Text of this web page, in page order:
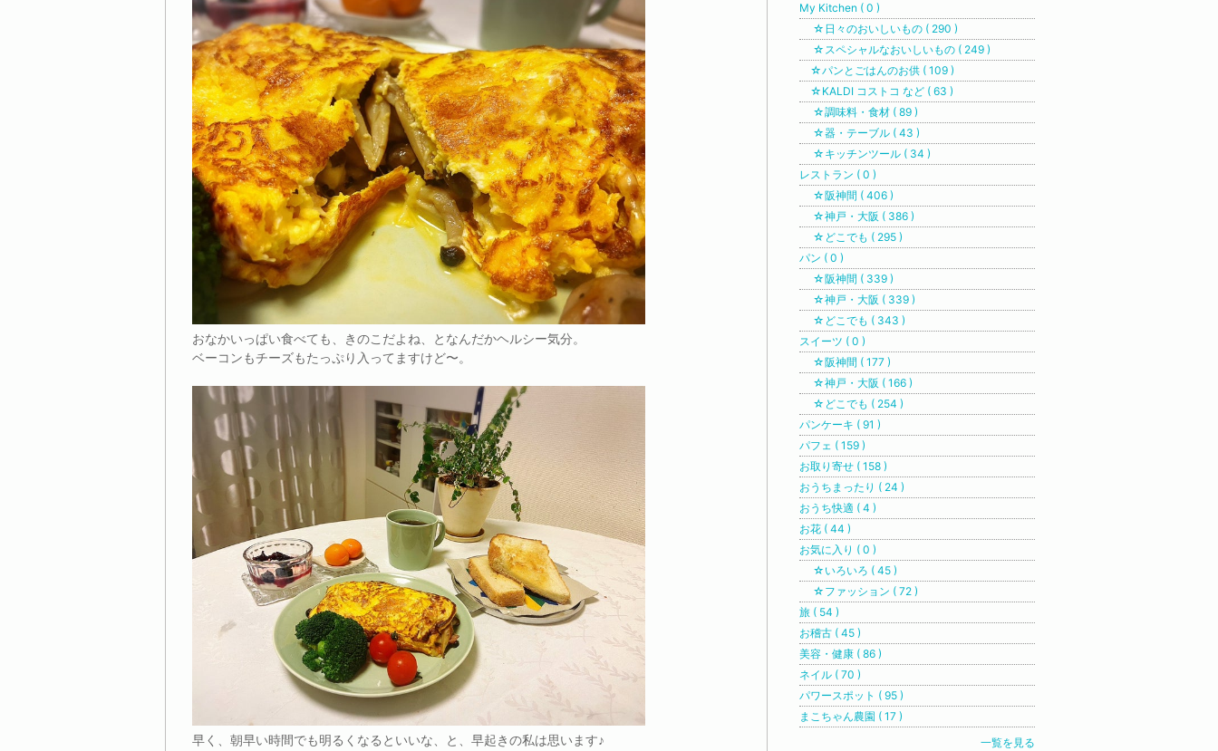
おなかいっぱい食べても、きのこだよね、となんだかヘルシー気分。
ベーコンもチーズもたっぷり入ってますけど〜。
早く、朝早い時間でも明るくなるといいな、と、早起きの私は思います♪
My Kitchen ( 0 )
☆日々のおいしいもの ( 290 )
☆スペシャルなおいしいもの ( 249 )
☆パンとごはんのお供 ( 109 )
☆KALDI コストコ など ( 63 )
☆調味料・食材 ( 89 )
☆器・テーブル ( 43 )
☆キッチンツール ( 34 )
レストラン ( 0 )
☆阪神間 ( 406 )
☆神戸・大阪 ( 386 )
☆どこでも ( 295 )
パン ( 0 )
☆阪神間 ( 339 )
☆神戸・大阪 ( 339 )
☆どこでも ( 343 )
スイーツ ( 0 )
☆阪神間 ( 177 )
☆神戸・大阪 ( 166 )
☆どこでも ( 254 )
パンケーキ ( 91 )
パフェ ( 159 )
お取り寄せ ( 158 )
おうちまったり ( 24 )
おうち快適 ( 4 )
お花 ( 44 )
お気に入り ( 0 )
☆いろいろ ( 45 )
☆ファッション ( 72 )
旅 ( 54 )
お稽古 ( 45 )
美容・健康 ( 86 )
ネイル ( 70 )
パワースポット ( 95 )
まこちゃん農園 ( 17 )
一覧を見る